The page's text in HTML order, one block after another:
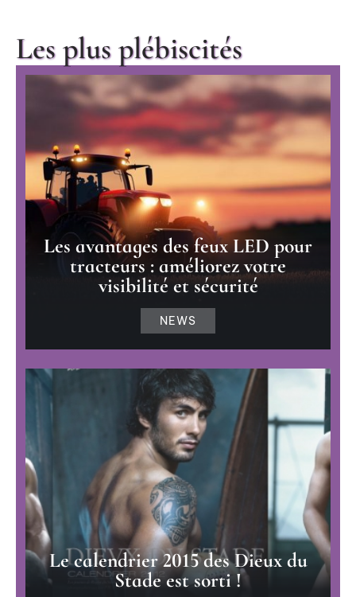
Les plus plébiscités
Les avantages des feux LED pour
tracteurs : améliorez votre
visibilité et sécurité
NEWS
Le calendrier 2015 des Dieux du
Stade est sorti !